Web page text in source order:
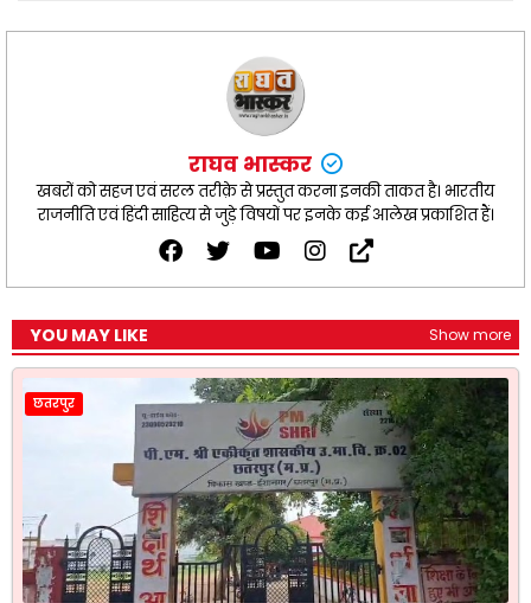
राघव भास्कर
खबरों को सहज एवं सरल तरीक़े से प्रस्तुत करना इनकी ताकत है। भारतीय
राजनीति एवं हिंदी साहित्य से जुड़े विषयों पर इनके कई आलेख प्रकाशित हैं।
YOU MAY LIKE Show more
छतरपुर